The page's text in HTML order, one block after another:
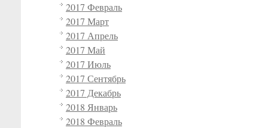
2017 Февраль
2017 Март
2017 Апрель
2017 Май
2017 Июль
2017 Сентябрь
2017 Декабрь
2018 Январь
2018 Февраль